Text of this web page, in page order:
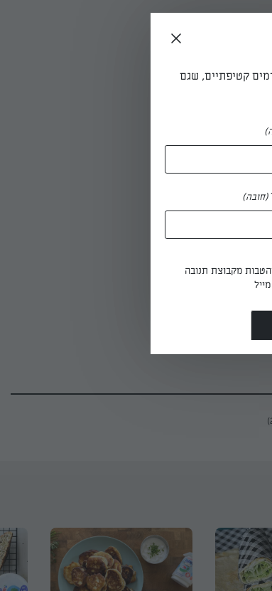
קטיפתיים, שגם
(חובה)
מקבוצת תנובה